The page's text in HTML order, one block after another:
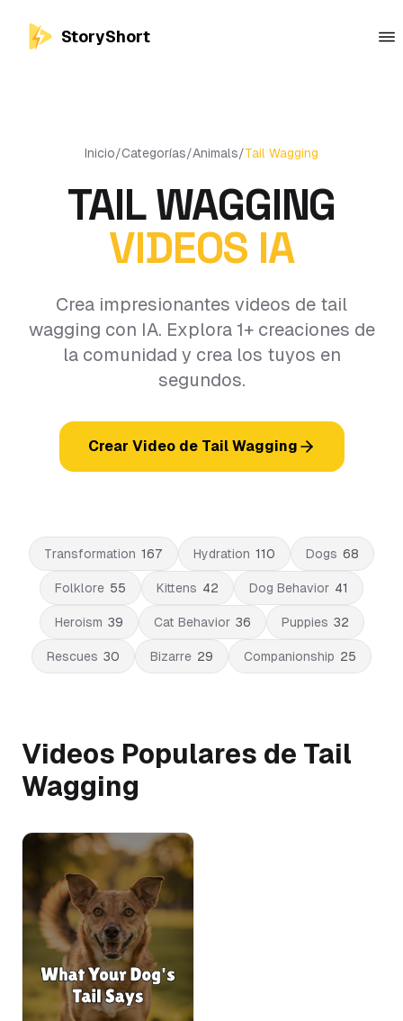
StoryShort
Inicio/Categorías/Animals/Tail Wagging
TAIL WAGGING
VIDEOS IA
Crea impresionantes videos de tail
wagging con IA. Explora 1+ creaciones de
la comunidad y crea los tuyos en
segundos.
Crear Video de Tail Wagging
Transformation 167 Hydration 110 Dogs 68
Folklore 55 Kittens 42 Dog Behavior 41
Heroism 39 Cat Behavior 36 Puppies 32
Rescues 30 Bizarre 29 Companionship 25
Videos Populares de Tail
Wagging